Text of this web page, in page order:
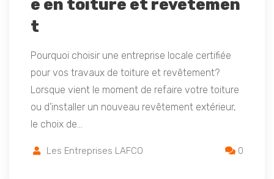
e en toiture et revêtemen
t
Pourquoi choisir une entreprise locale certifiée
pour vos travaux de toiture et revêtement?
Lorsque vient le moment de refaire votre toiture
ou d’installer un nouveau revêtement extérieur,
le choix de…
Les Entreprises LAFCO 0